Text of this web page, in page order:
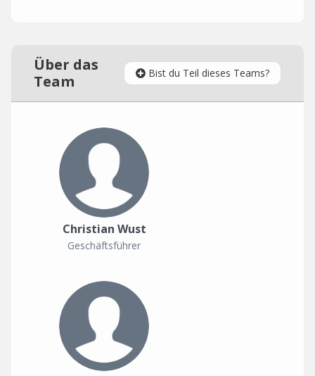
Über das
Team
Bist du Teil dieses Teams?
Christian Wust
Geschäftsführer